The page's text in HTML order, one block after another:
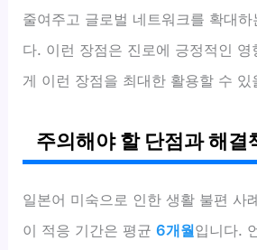
줄여주고 글로벌 네트워크를 확대
다. 이런 장점은 진로에 긍정적인 영
게 이런 장점을 최대한 활용할 수 있
주의해야 할 단점과 해결
일본어 미숙으로 인한 생활 불편 사
이 적응 기간은 평균6개월입니다.